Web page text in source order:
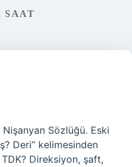
SAAT
Nişanyan Sözlüğü. Eski
Deri” kelimesinden
Direksiyon, şaft,